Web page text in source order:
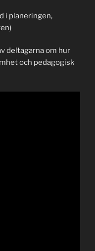
i planeringen,
deltagarna om hur
och pedagogisk